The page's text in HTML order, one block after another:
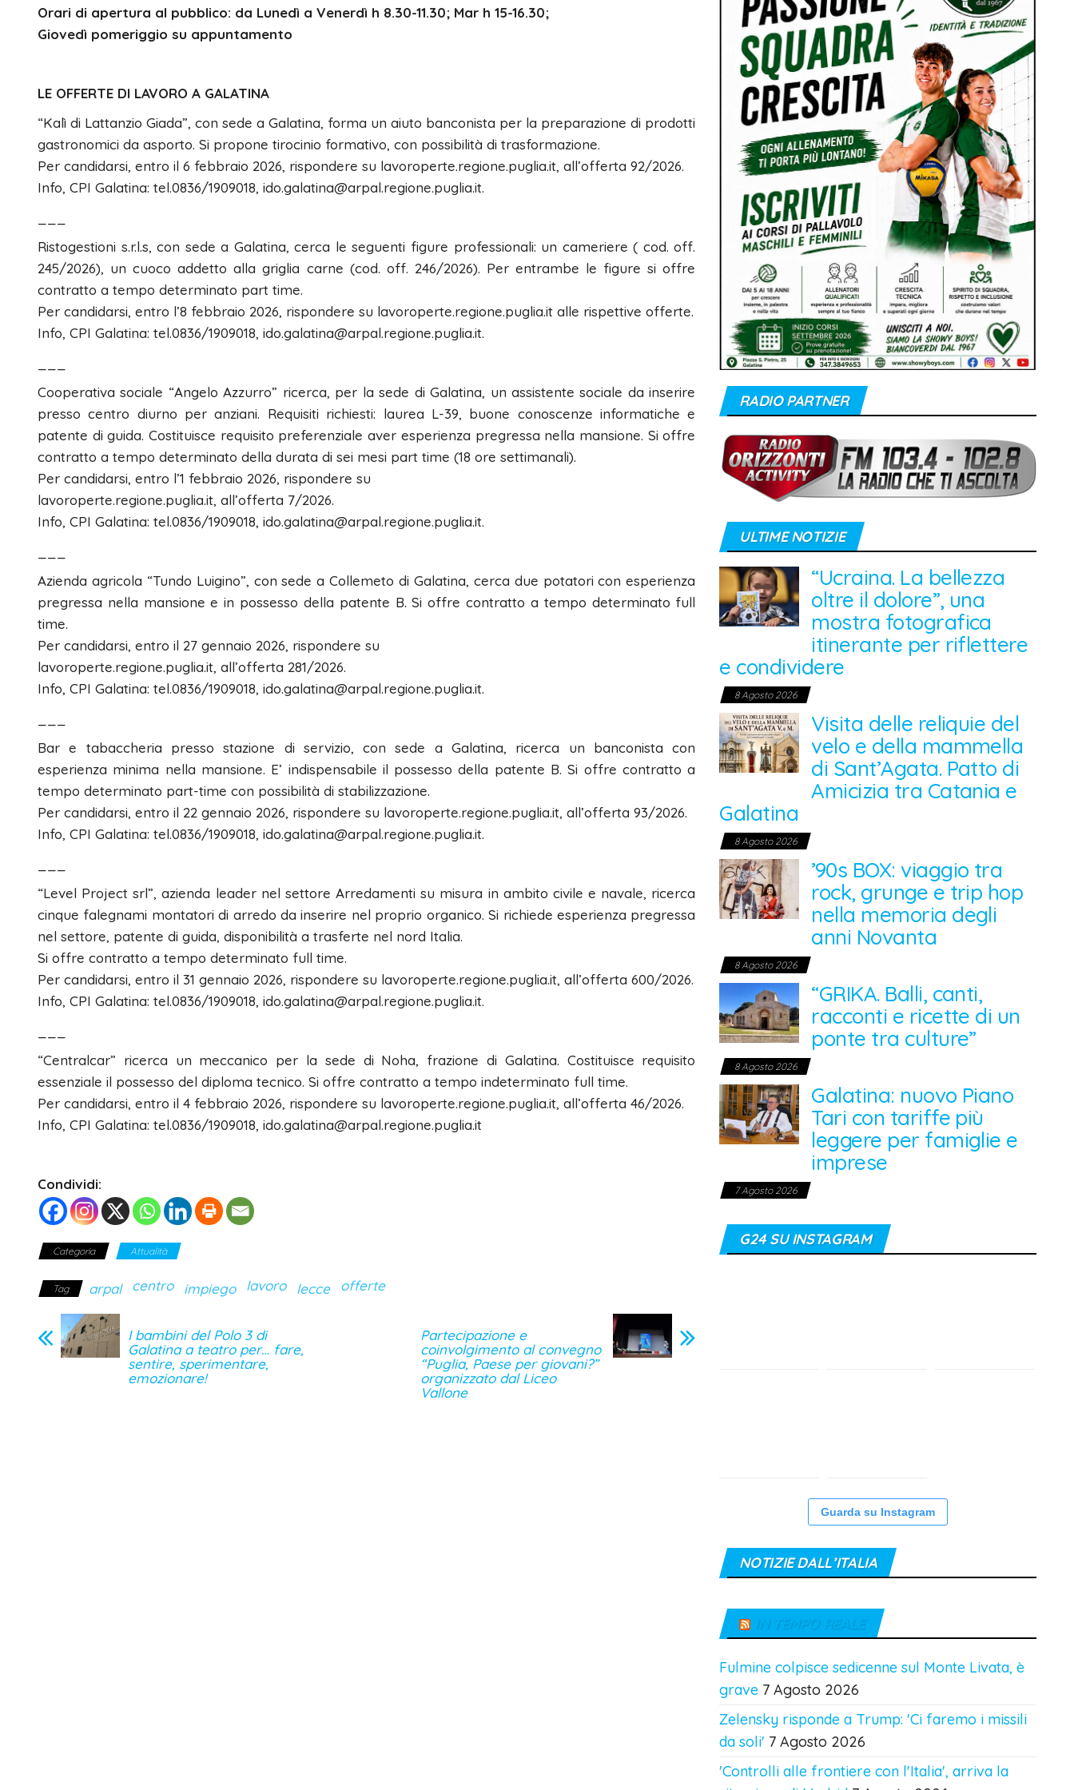
Orari di apertura al pubblico: da Lunedì a Venerdì h 8.30-11.30; Mar h 15-16.30;
Giovedì pomeriggio su appuntamento
LE OFFERTE DI LAVORO A GALATINA
“Kalì di Lattanzio Giada”, con sede a Galatina, forma un aiuto banconista per la preparazione di prodotti
gastronomici da asporto. Si propone tirocinio formativo, con possibilità di trasformazione.
Per candidarsi, entro il 6 febbraio 2026, rispondere su lavoroperte.regione.puglia.it, all’offerta 92/2026.
Info, CPI Galatina: tel.0836/1909018, ido.galatina@arpal.regione.puglia.it.
Ristogestioni s.r.l.s, con sede a Galatina, cerca le seguenti figure professionali: un cameriere ( cod. off.
245/2026), un cuoco addetto alla griglia carne (cod. off. 246/2026). Per entrambe le figure si offre
contratto a tempo determinato part time.
Per candidarsi, entro l’8 febbraio 2026, rispondere su lavoroperte.regione.puglia.it alle rispettive offerte.
Info, CPI Galatina: tel.0836/1909018, ido.galatina@arpal.regione.puglia.it.
Cooperativa sociale “Angelo Azzurro” ricerca, per la sede di Galatina, un assistente sociale da inserire
presso centro diurno per anziani. Requisiti richiesti: laurea L-39, buone conoscenze informatiche e
patente di guida. Costituisce requisito preferenziale aver esperienza pregressa nella mansione. Si offre
contratto a tempo determinato della durata di sei mesi part time (18 ore settimanali).
Per candidarsi, entro l’1 febbraio 2026, rispondere su
lavoroperte.regione.puglia.it, all’offerta 7/2026.
Info, CPI Galatina: tel.0836/1909018, ido.galatina@arpal.regione.puglia.it.
Azienda agricola “Tundo Luigino”, con sede a Collemeto di Galatina, cerca due potatori con esperienza
pregressa nella mansione e in possesso della patente B. Si offre contratto a tempo determinato full
time.
Per candidarsi, entro il 27 gennaio 2026, rispondere su
lavoroperte.regione.puglia.it, all’offerta 281/2026.
Info, CPI Galatina: tel.0836/1909018, ido.galatina@arpal.regione.puglia.it.
Bar e tabaccheria presso stazione di servizio, con sede a Galatina, ricerca un banconista con
esperienza minima nella mansione. E’ indispensabile il possesso della patente B. Si offre contratto a
tempo determinato part-time con possibilità di stabilizzazione.
Per candidarsi, entro il 22 gennaio 2026, rispondere su lavoroperte.regione.puglia.it, all’offerta 93/2026.
Info, CPI Galatina: tel.0836/1909018, ido.galatina@arpal.regione.puglia.it.
“Level Project srl”, azienda leader nel settore Arredamenti su misura in ambito civile e navale, ricerca
cinque falegnami montatori di arredo da inserire nel proprio organico. Si richiede esperienza pregressa
nel settore, patente di guida, disponibilità a trasferte nel nord Italia.
Si offre contratto a tempo determinato full time.
Per candidarsi, entro il 31 gennaio 2026, rispondere su lavoroperte.regione.puglia.it, all’offerta 600/2026.
Info, CPI Galatina: tel.0836/1909018, ido.galatina@arpal.regione.puglia.it.
“Centralcar” ricerca un meccanico per la sede di Noha, frazione di Galatina. Costituisce requisito
essenziale il possesso del diploma tecnico. Si offre contratto a tempo indeterminato full time.
Per candidarsi, entro il 4 febbraio 2026, rispondere su lavoroperte.regione.puglia.it, all’offerta 46/2026.
Info, CPI Galatina: tel.0836/1909018, ido.galatina@arpal.regione.puglia.it
Condividi:
Categoria Attualità
Tag arpal centro impiego lavoro lecce offerte
I bambini del Polo 3 di
Galatina a teatro per… fare,
sentire, sperimentare,
emozionare!
Partecipazione e
coinvolgimento al convegno
“Puglia, Paese per giovani?”
organizzato dal Liceo
Vallone
RADIO PARTNER
ULTIME NOTIZIE
“Ucraina. La bellezza
oltre il dolore”, una
mostra fotografica
itinerante per riflettere
e condividere
8 Agosto 2026
Visita delle reliquie del
velo e della mammella
di Sant’Agata. Patto di
Amicizia tra Catania e
Galatina
8 Agosto 2026
’90s BOX: viaggio tra
rock, grunge e trip hop
nella memoria degli
anni Novanta
8 Agosto 2026
“GRIKA. Balli, canti,
racconti e ricette di un
ponte tra culture”
8 Agosto 2026
Galatina: nuovo Piano
Tari con tariffe più
leggere per famiglie e
imprese
7 Agosto 2026
G24 SU INSTAGRAM
Guarda su Instagram
NOTIZIE DALL’ITALIA
IN TEMPO REALE
Fulmine colpisce sedicenne sul Monte Livata, è
grave 7 Agosto 2026
Zelensky risponde a Trump: 'Ci faremo i missili
da soli' 7 Agosto 2026
'Controlli alle frontiere con l'Italia', arriva la